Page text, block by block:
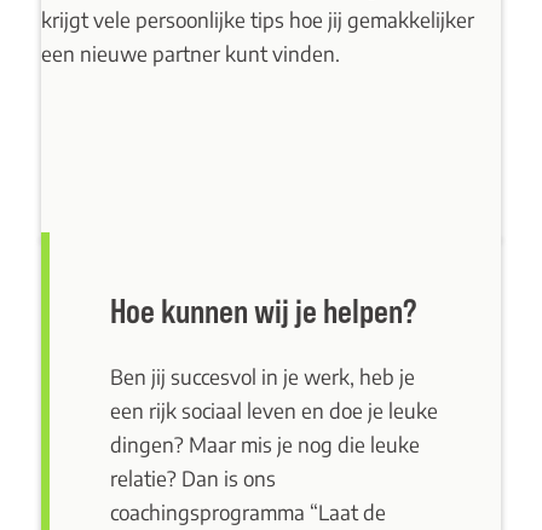
krijgt vele persoonlijke tips hoe jij gemakkelijker
een nieuwe partner kunt vinden.
Hoe kunnen wij je helpen?
Ben jij succesvol in je werk, heb je
een rijk sociaal leven en doe je leuke
dingen? Maar mis je nog die leuke
relatie? Dan is ons
coachingsprogramma “Laat de